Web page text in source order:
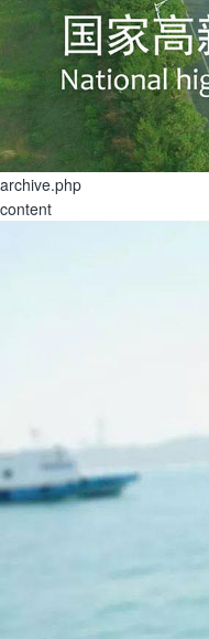
archive.php
content